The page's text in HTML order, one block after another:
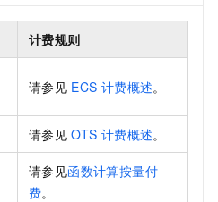
计费规则
请参见 ECS 计费概述。
请参见 OTS 计费概述。
请参见函数计算按量付
费。